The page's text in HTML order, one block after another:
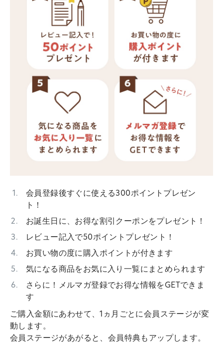
会員登録後すぐに使える300ポイントプレゼン
ト！
お誕生日に、お得な割引クーポンをプレゼント！
レビュー記入で50ポイントプレゼント！
お買い物の度に購入ポイントが付きます
気になる商品をお気に入り一覧にまとめられます
さらに！メルマガ登録でお得な情報をGETできま
す
ご購入金額にあわせて、1ヵ月ごとに会員ステージが変
動します。
会員ステージがあがると、会員特典もアップします。